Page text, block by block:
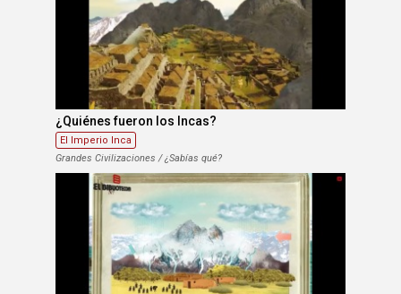
¿Quiénes fueron los Incas?
El Imperio Inca
Grandes Civilizaciones / ¿Sabías qué?